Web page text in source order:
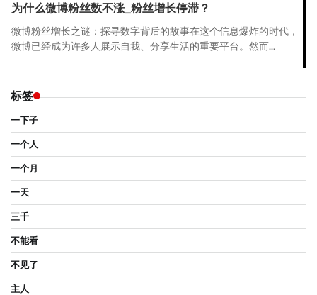
为什么微博粉丝数不涨_粉丝增长停滞？
微博粉丝增长之谜：探寻数字背后的故事在这个信息爆炸的时代，
微博已经成为许多人展示自我、分享生活的重要平台。然而...
标签
一下子
一个人
一个月
一天
三千
不能看
不见了
主人